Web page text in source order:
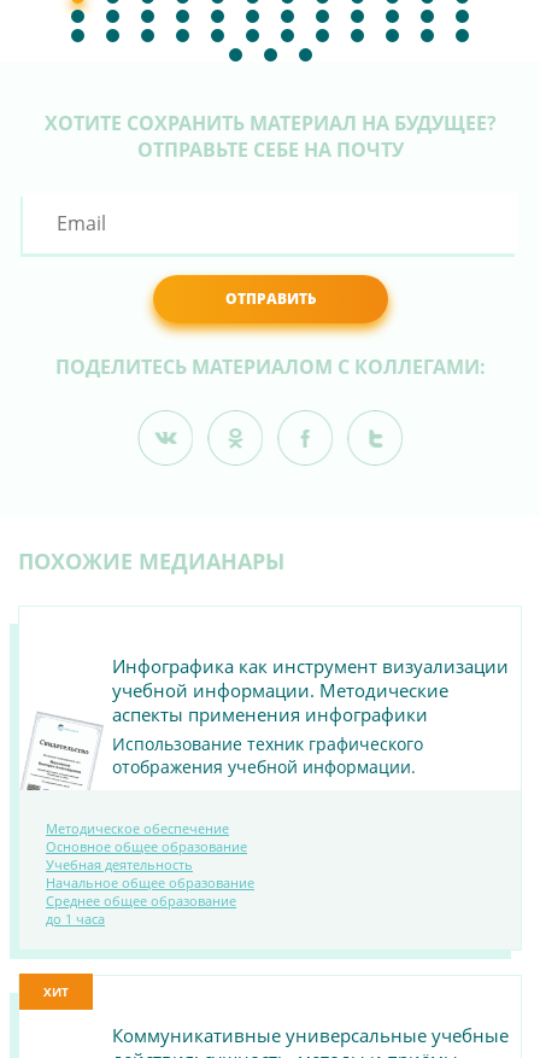
ХОТИТЕ СОХРАНИТЬ МАТЕРИАЛ НА БУДУЩЕЕ?
ОТПРАВЬТЕ СЕБЕ НА ПОЧТУ
ОТПРАВИТЬ
ПОДЕЛИТЕСЬ МАТЕРИАЛОМ С КОЛЛЕГАМИ:
ПОХОЖИЕ МЕДИАНАРЫ
ПОСМОТРЕТЬ
Инфографика как инструмент визуализации
учебной информации. Методические
аспекты применения инфографики
Использование техник графического
отображения учебной информации.
Методическое обеспечение
Основное общее образование
Учебная деятельность
Начальное общее образование
Среднее общее образование
до 1 часа
ХИТ
Коммуникативные универсальные учебные